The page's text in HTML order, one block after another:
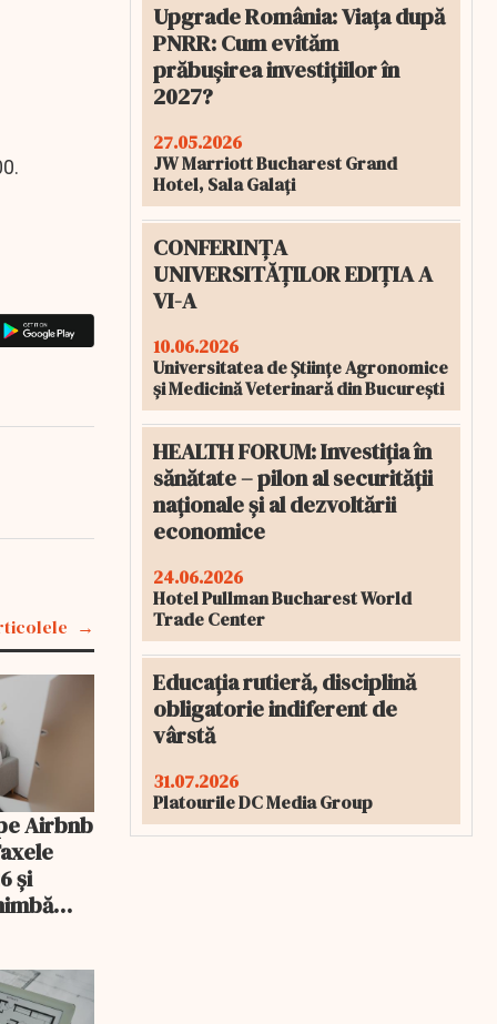
Airbnb
și
Upgrade România: Viața după
PNRR: Cum evităm
prăbușirea investițiilor în
2027?
27.05.2026
JW Marriott Bucharest Grand
Hotel, Sala Galați
CONFERINȚA
UNIVERSITĂȚILOR EDIȚIA A
VI-A
10.06.2026
Universitatea de Științe Agronomice
și Medicină Veterinară din București
HEALTH FORUM: Investiția în
sănătate – pilon al securității
naționale și al dezvoltării
economice
24.06.2026
Hotel Pullman Bucharest World
Trade Center
Educația rutieră, disciplină
obligatorie indiferent de
vârstă
31.07.2026
Platourile DC Media Group